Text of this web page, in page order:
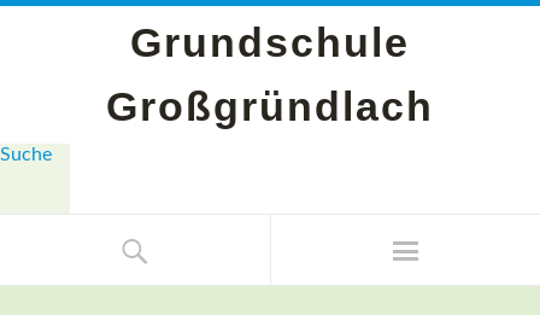
Grundschule
Großgründlach
Suche